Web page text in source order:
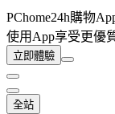
PChome24h購物
使用App享受更優
立即體驗
全站